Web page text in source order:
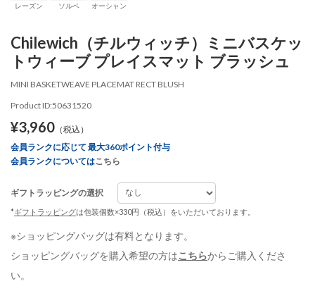
レーズン ソルベ オーシャン
Chilewich（チルウィッチ）ミニバスケッ
トウィーブ プレイスマット ブラッシュ
MINI BASKETWEAVE PLACEMAT RECT BLUSH
Product ID:50631520
¥3,960 （税込）
会員ランクに応じて 最大360ポイント付与
会員ランクについてはこちら
ギフトラッピングの選択
*ギフトラッピングは包装個数×330円（税込）をいただいております。
※ショッピングバッグは有料となります。
ショッピングバッグを購入希望の方はこちらからご購入くださ
い。